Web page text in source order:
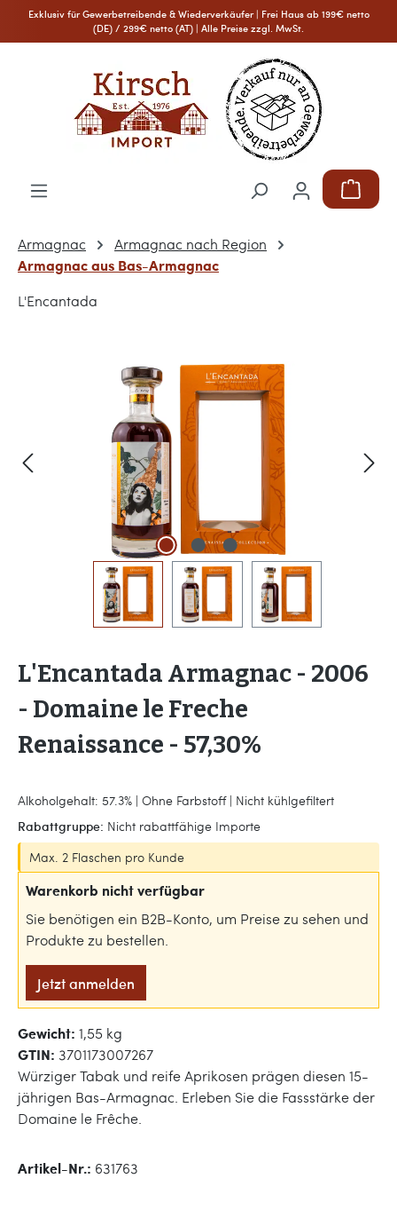
Zum Hauptinhalt springen
Exklusiv für Gewerbetreibende & Wiederverkäufer | Frei Haus ab 199€ netto
(DE) / 299€ netto (AT) | Alle Preise zzgl. MwSt.
Armagnac Armagnac nach Region
Armagnac aus Bas-Armagnac
L'Encantada
Bildergalerie überspringen
L'Encantada Armagnac - 2006
- Domaine le Freche
Renaissance - 57,30%
Alkoholgehalt: 57.3% | Ohne Farbstoff | Nicht kühlgefiltert
Rabattgruppe: Nicht rabattfähige Importe
Max. 2 Flaschen pro Kunde
Warenkorb nicht verfügbar
Sie benötigen ein B2B-Konto, um Preise zu sehen und
Produkte zu bestellen.
Jetzt anmelden
Gewicht: 1,55 kg
GTIN: 3701173007267
Würziger Tabak und reife Aprikosen prägen diesen 15-
jährigen Bas-Armagnac. Erleben Sie die Fassstärke der
Domaine le Frêche.
Artikel-Nr.: 631763